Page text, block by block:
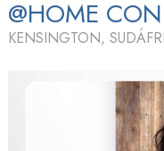
@HOME CON
KENSINGTON,